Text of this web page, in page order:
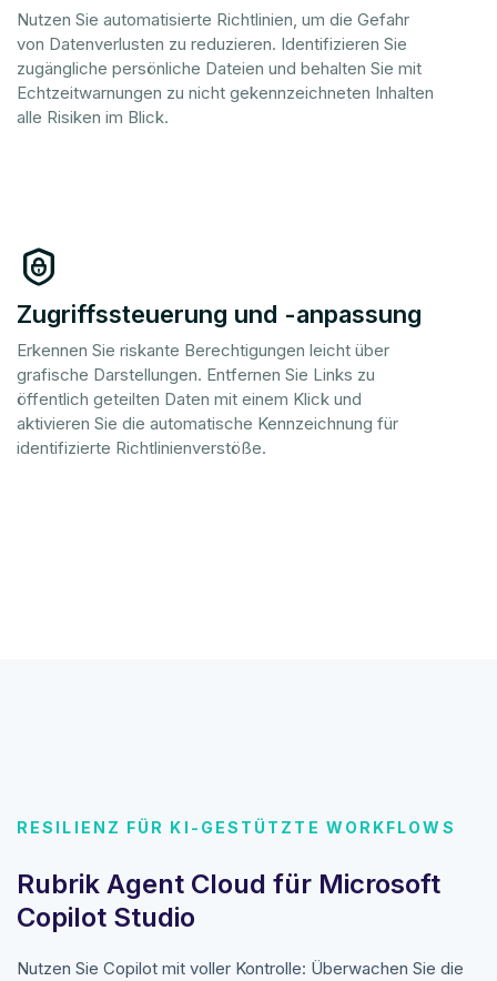
Nutzen Sie automatisierte Richtlinien, um die Gefahr
von Datenverlusten zu reduzieren. Identifizieren Sie
zugängliche persönliche Dateien und behalten Sie mit
Echtzeitwarnungen zu nicht gekennzeichneten Inhalten
alle Risiken im Blick.
Zugriffssteuerung und -anpassung
Erkennen Sie riskante Berechtigungen leicht über
grafische Darstellungen. Entfernen Sie Links zu
öffentlich geteilten Daten mit einem Klick und
aktivieren Sie die automatische Kennzeichnung für
identifizierte Richtlinienverstöße.
RESILIENZ FÜR KI-GESTÜTZTE WORKFLOWS
Rubrik Agent Cloud für Microsoft
Copilot Studio
Nutzen Sie Copilot mit voller Kontrolle: Überwachen Sie die